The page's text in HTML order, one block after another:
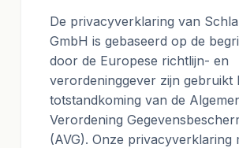
De privacyverklaring van
GmbH is gebaseerd op de
door de Europese richtlijn- en
verordeninggever zijn gebruikt
totstandkoming van de
Verordening
(AVG). Onze privacyverklaring